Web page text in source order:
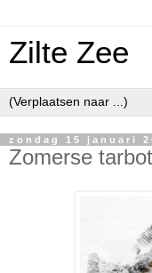
Zilte Zee
zondag 15 januari
Zomerse